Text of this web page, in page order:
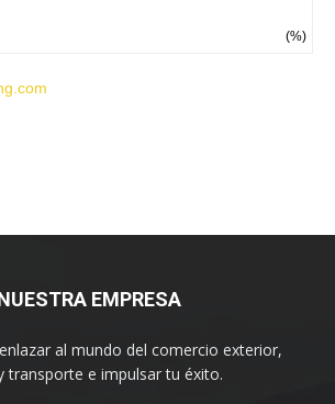
EMPRESA
al mundo del comercio exterior,
transporte e impulsar tu éxito.